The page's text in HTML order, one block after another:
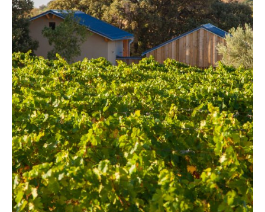
Le Domaine
Une vidéo pour découvrir les vignes et le travail d’Alain
Chabanon